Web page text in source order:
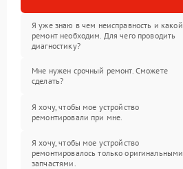
Я уже знаю в чем неисправность и какой
ремонт необходим. Для чего проводить
диагностику?
Мне нужен срочный ремонт. Сможете
сделать?
Я хочу, чтобы мое устройство
ремонтировали при мне.
Я хочу, чтобы мое устройство
ремонтировалось только оригинальными
запчастями.